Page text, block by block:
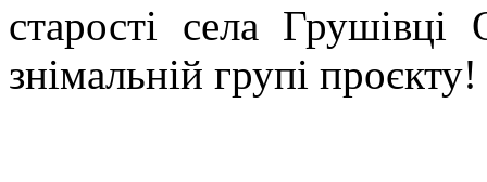
старості села
знімальній групі проєкту!